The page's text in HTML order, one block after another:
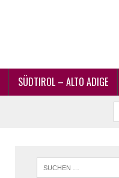
SÜDTIROL – ALTO ADIGE